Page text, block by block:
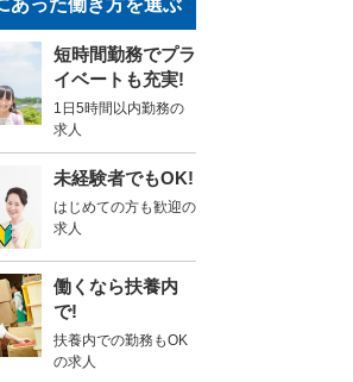
短時間勤務でプラ
イベートも充実!
1日5時間以内勤務の
求人
未経験者でもOK!
はじめての方も歓迎の
求人
働くなら扶養内
で!
扶養内での勤務もOK
の求人